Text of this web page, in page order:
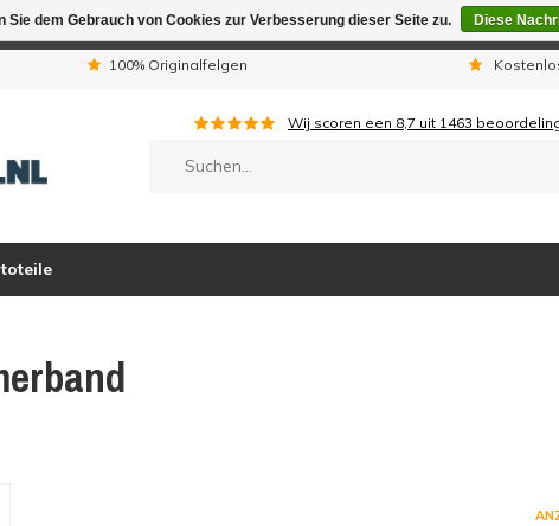
100% Originalfelgen
Wij scoren een 8,7 uit 1463
dem Gebrauch von Cookies zur Verbesserung dieser Seite zu. Diese
Aufgrund der Ferientagen sind wir telefonisch nicht erreichbar.